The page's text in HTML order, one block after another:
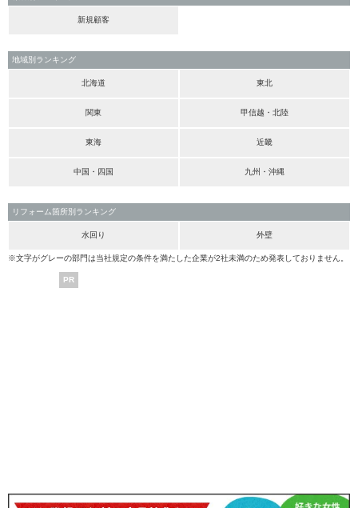
新規顧客
地域別ランキング
北海道 東北
関東 甲信越・北陸
東海 近畿
中国・四国 九州・沖縄
リフォーム箇所別ランキング
水回り 外壁
※文字がグレーの部門は当社規定の条件を満たした企業が2社未満のため発表しておりません。
PR